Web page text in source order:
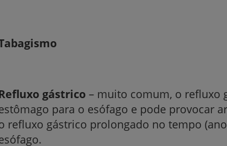
gástrico – muito comum, o refluxo
para o esófago e pode provocar
refluxo gástrico prolongado no tempo